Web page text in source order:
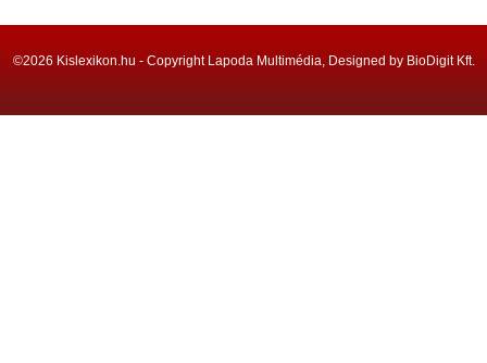
©2026 Kislexikon.hu - Copyright Lapoda Multimédia, Designed by BioDigit Kft.